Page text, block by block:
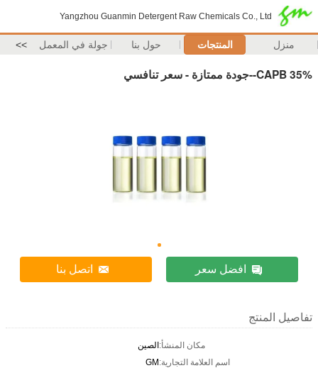
Yangzhou Guanmin Detergent Raw Chemicals Co., Ltd
منزل المنتجات حول بنا جولة في المعمل >>
CAPB 35%--جودة ممتازة - سعر تنافسي
افضل سعر اتصل بنا
تفاصيل المنتج
مكان المنشأ:الصين
اسم العلامة التجارية:GM